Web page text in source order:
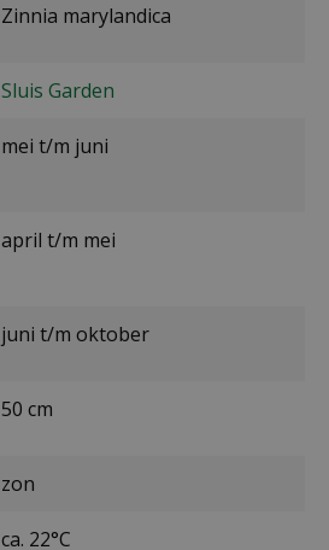
Zinnia marylandica
Sluis Garden
mei t/m juni
april t/m mei
juni t/m oktober
50 cm
zon
ca. 22°C